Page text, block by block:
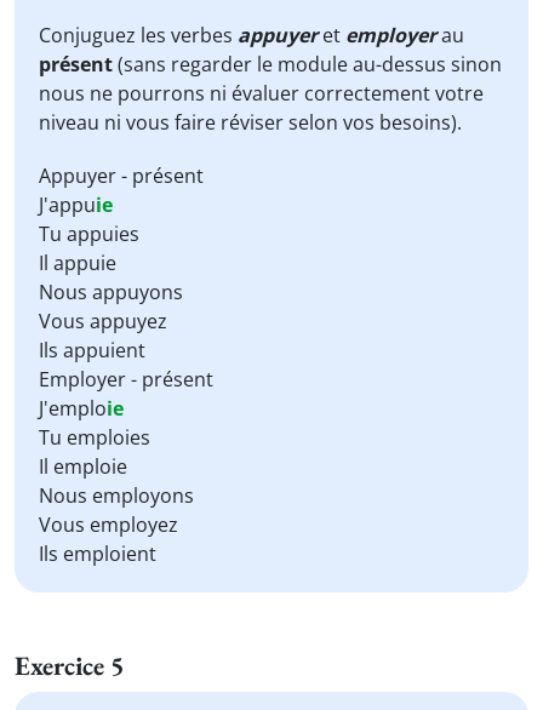
Conjuguez les verbes appuyeret employerau
présent(sans regarder le module au-dessus sinon
nous ne pourrons ni évaluer correctement votre
niveau ni vous faire réviser selon vos besoins).
Appuyer - présent
J'appuie
Tu appuies
Il appuie
Nous appuyons
Vous appuyez
Ils appuient
Employer - présent
J'emploie
Tu emploies
Il emploie
Nous employons
Vous employez
Ils emploient
Exercice 5